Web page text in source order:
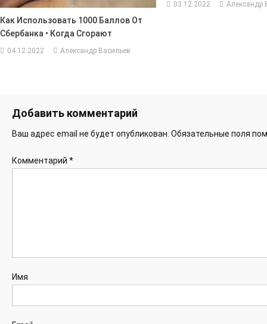
Как Использовать 1000 Баллов От
Сбербанка • Когда Сгорают
04.12.2022 Александр Васильев
03.12.2022 Александр
Добавить комментарий
Ваш адрес email не будет опубликован. Обязательные поля
Комментарий *
Имя